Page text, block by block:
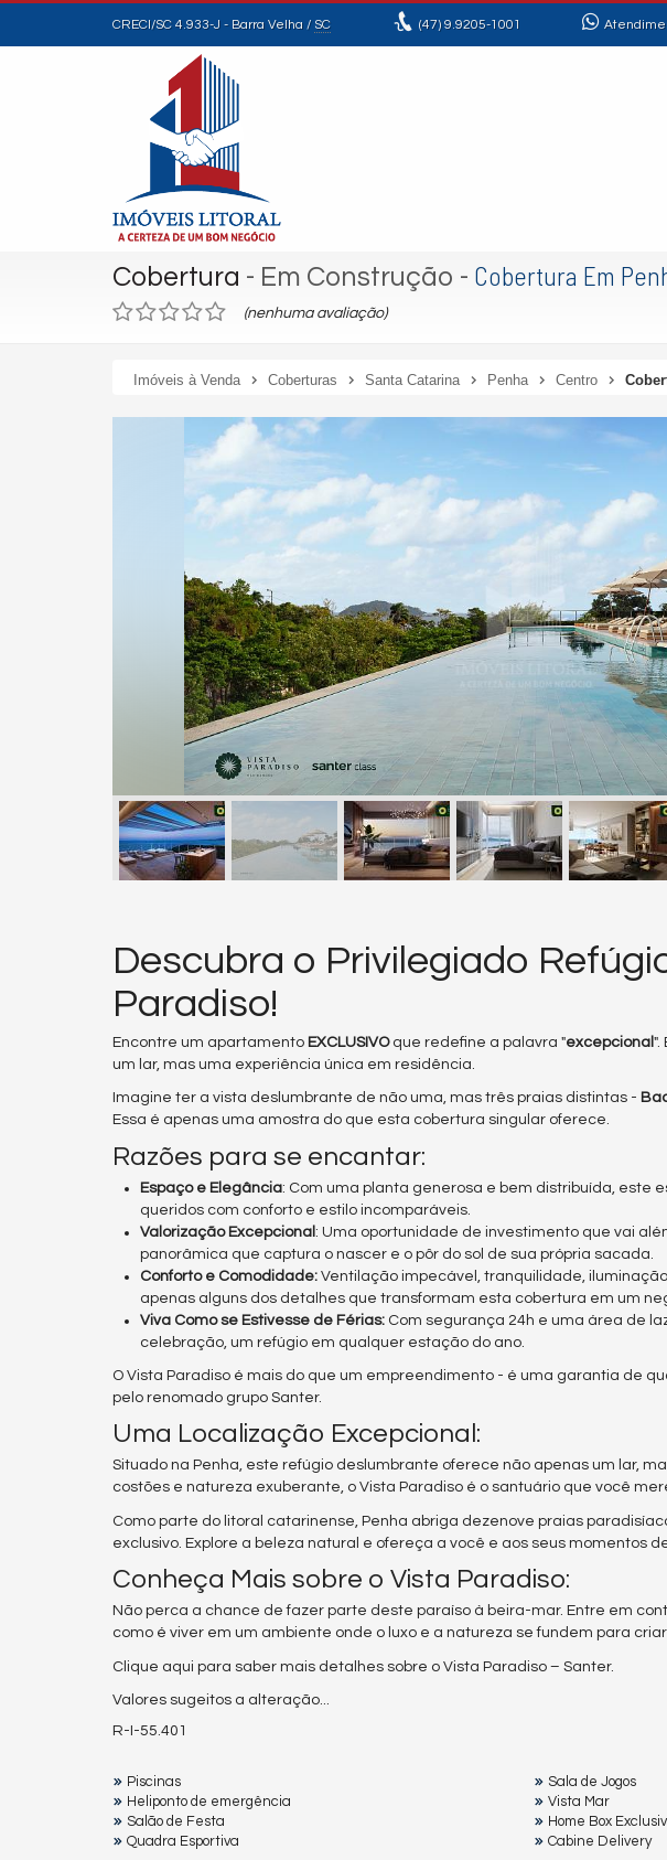
CRECI/SC 4.933-J - Barra Velha / SC (47)9.9205-1001
Cobertura - Em Construção - Cobertura Em
(nenhuma avaliação)
Imóveis à Venda Coberturas Santa Catarina Penha Centro
Descubra o Privilegiado
Paradiso!
Encontre um apartamento EXCLUSIVOque redefine a palavra "excepcional ".
um lar, mas uma experiência única em residência.
Imagine ter a vista deslumbrante de não uma, mas três praias distintas -
Essa é apenas uma amostra do que esta cobertura singular oferece.
Razões para se encantar:
Espaço e Elegância: Com uma planta generosa e bem distribuída, este
queridos com conforto e estilo incomparáveis.
Valorização Excepcional : Uma oportunidade de investimento que vai
panorâmica que captura o nascer e o pôr do sol de sua própria sacada.
Conforto e Comodidade: Ventilação impecável, tranquilidade,
apenas alguns dos detalhes que transformam esta cobertura em um
Viva Como se Estivesse de Férias: Com segurança 24h e uma área de
celebração, um refúgio em qualquer estação do ano.
O Vista Paradiso é mais do que um empreendimento - é uma garantia de
pelo renomado grupo Santer.
Uma Localização Excepcional:
Situado na Penha, este refúgio deslumbrante oferece não apenas um lar,
costões e natureza exuberante, o Vista Paradiso é o santuário que você
Como parte do litoral catarinense, Penha abriga dezenove praias
exclusivo. Explore a beleza natural e ofereça a você e aos seus momentos
Conheça Mais sobre o Vista Paradiso:
Não perca a chance de fazer parte deste paraíso à beira-mar. Entre em
como é viver em um ambiente onde o luxo e a natureza se fundem para criar
Clique aqui para saber mais detalhes sobre o Vista Paradiso – Santer.
Valores sugeitos a alteração...
R-I-55.401
Piscinas
Heliponto de emergência
Salão de Festa
Quadra Esportiva
Sala de Jogos
Vista Mar
Home Box
Cabine Delivery